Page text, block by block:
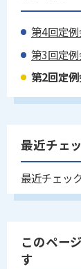
第4回定
第3回定
第2回定
最近チェ
最近チェッ
このペー
す